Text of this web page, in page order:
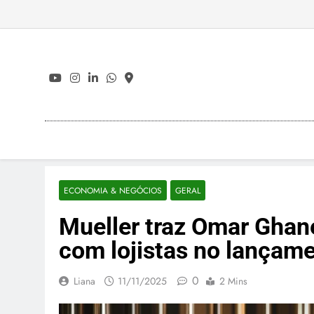
ECONOMIA & NEGÓCIOS GERAL
Mueller traz Omar
com lojistas no
Liana 11/11/2025 0 2 Mins